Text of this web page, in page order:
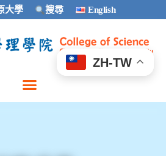
大學 搜尋 English
ZH-TW